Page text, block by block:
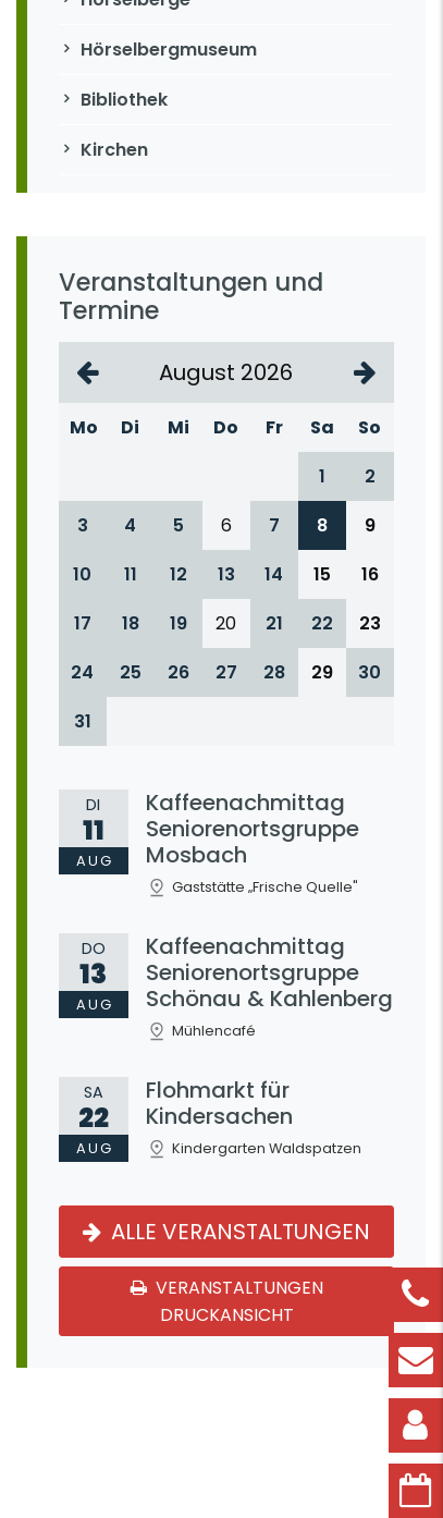
Hörselbergmuseum
Bibliothek
Kirchen
Veranstaltungen und
Termine
August 2026
Mo Di Mi Do Fr Sa
So
1
2
3
4 5 6 7 8
9
10
11 12 13 14 15
16
17
18 19 20 21 22
23
24
25 26 27 28 29
30
31
DI
11
AUG
Kaffeenachmittag
Seniorenortsgruppe
Mosbach
Gaststätte „Frische Quelle"
DO
13
AUG
Kaffeenachmittag
Seniorenortsgruppe
Schönau & Kahlenberg
Mühlencafé
SA
22
AUG
Flohmarkt für
Kindersachen
Kindergarten Waldspatzen
ALLE VERANSTALTUNGEN
VERANSTALTUNGEN
DRUCKANSICHT